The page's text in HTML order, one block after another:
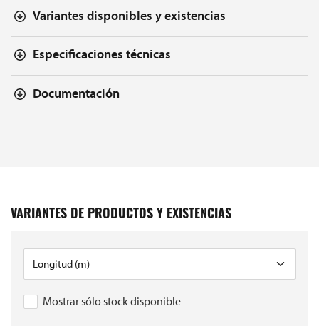
Variantes disponibles y existencias
Especificaciones técnicas
Documentación
VARIANTES DE PRODUCTOS Y EXISTENCIAS
Mostrar sólo stock disponible